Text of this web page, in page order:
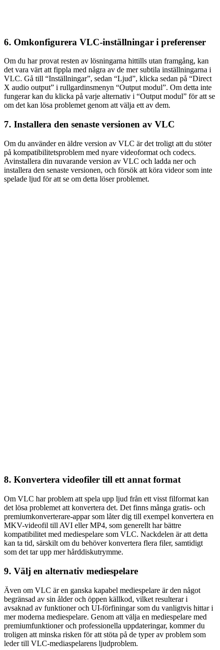
6. Omkonfigurera VLC-inställningar i preferenser
Om du har provat resten av lösningarna hittills utan framgång, kan
det vara värt att fippla med några av de mer subtila inställningarna i
VLC. Gå till “Inställningar”, sedan “Ljud”, klicka sedan på “Direct
X audio output” i rullgardinsmenyn “Output modul”. Om detta inte
fungerar kan du klicka på varje alternativ i “Output modul” för att se
om det kan lösa problemet genom att välja ett av dem.
7. Installera den senaste versionen av VLC
Om du använder en äldre version av VLC är det troligt att du stöter
på kompatibilitetsproblem med nyare videoformat och codecs.
Avinstallera din nuvarande version av VLC och ladda ner och
installera den senaste versionen, och försök att köra videor som inte
spelade ljud för att se om detta löser problemet.
8. Konvertera videofiler till ett annat format
Om VLC har problem att spela upp ljud från ett visst filformat kan
det lösa problemet att konvertera det. Det finns många gratis- och
premiumkonverterare-appar som låter dig till exempel konvertera en
MKV-videofil till AVI eller MP4, som generellt har bättre
kompatibilitet med mediespelare som VLC. Nackdelen är att detta
kan ta tid, särskilt om du behöver konvertera flera filer, samtidigt
som det tar upp mer hårddiskutrymme.
9. Välj en alternativ mediespelare
Även om VLC är en ganska kapabel mediespelare är den något
begränsad av sin ålder och öppen källkod, vilket resulterar i
avsaknad av funktioner och UI-förfiningar som du vanligtvis hittar i
mer moderna mediespelare. Genom att välja en mediespelare med
premiumfunktioner och professionella uppdateringar, kommer du
troligen att minska risken för att stöta på de typer av problem som
leder till VLC-mediaspelarens ljudproblem.